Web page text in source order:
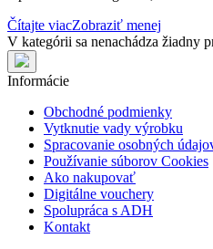
Čítajte viacZobraziť menej
V kategórii sa nenachádza žiadny
Informácie
Obchodné podmienky
Vytknutie vady výrobku
Spracovanie osobných
Používanie súborov Cookies
Ako nakupovať
Digitálne vouchery
Spolupráca s ADH
Kontakt